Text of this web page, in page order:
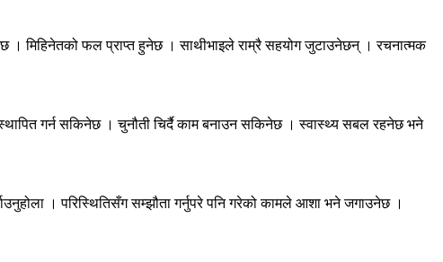
। मिहिनेतको फल प्राप्त हुनेछ । साथीभाइले राम्रै सहयोग जुटाउनेछन् । रचनात्मक
स्थापित गर्न सकिनेछ । चुनौती चिर्दै काम बनाउन सकिनेछ । स्वास्थ्य सबल रहनेछ भने
। परिस्थितिसँग सम्झौता गर्नुपरे पनि गरेको कामले आशा भने जगाउनेछ ।